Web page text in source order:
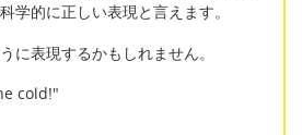
学的に正しい表現と言えます。
に表現するかもしれません。
cold!"